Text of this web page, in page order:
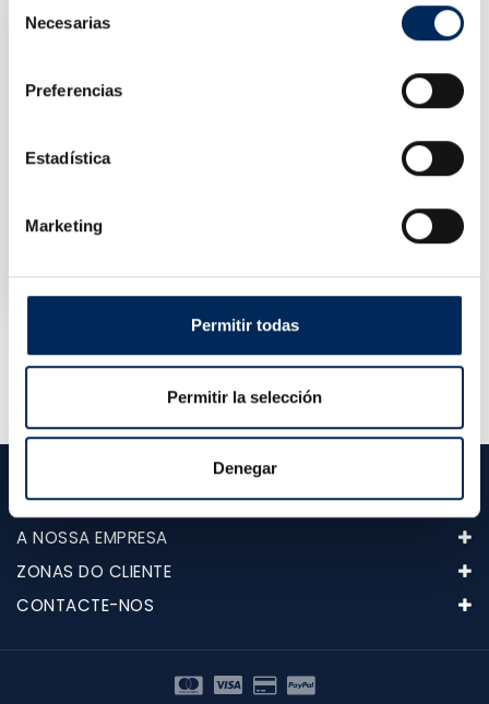
Necesarias
Preferencias
Estadística
Marketing
Permitir todas
Permitir la selección
Denegar
Conector Rápido 1/2 "
Mostrando 1-3 de um total de 3 artigo(s)
CATEGORIAS
A NOSSA EMPRESA
ZONAS DO CLIENTE
CONTACTE-NOS